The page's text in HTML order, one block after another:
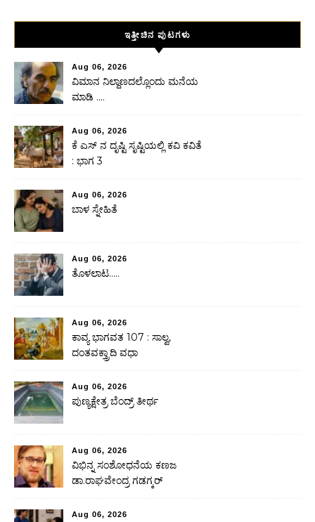
ಇತ್ತೀಚಿನ ಪುಟಗಳು
Aug 06, 2026
ವಿಮಾನ ನಿಲ್ದಾಣದಲ್ಲೊಂದು ಮನೆಯ
ಮಾಡಿ ….
Aug 06, 2026
ಕೆ ಎಸ್ ನ ದೃಷ್ಟಿ ಸೃಷ್ಟಿಯಲ್ಲಿ ಕವಿ ಕವಿತೆ
: ಭಾಗ 3
Aug 06, 2026
ಬಾಳ ಸ್ನೇಹಿತೆ
Aug 06, 2026
ತೊಳಲಾಟ…..
Aug 06, 2026
ಕಾವ್ಯ ಭಾಗವತ 107 : ಸಾಲ್ವ,
ದಂತವಕ್ತ್ರಾದಿ ವಧಾ
Aug 06, 2026
ಪುಣ್ಯಕ್ಷೇತ್ರ ಬೆಂದ್ರ್ ತೀರ್ಥ
Aug 06, 2026
ವಿಭಿನ್ನ ಸಂಶೋಧನೆಯ ಕಣಜ
ಡಾ.ರಾಘವೇಂದ್ರ ಗಡಗ್ಕರ್
Aug 06, 2026